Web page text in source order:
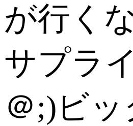
が行く
サプラ
＠;)ビ